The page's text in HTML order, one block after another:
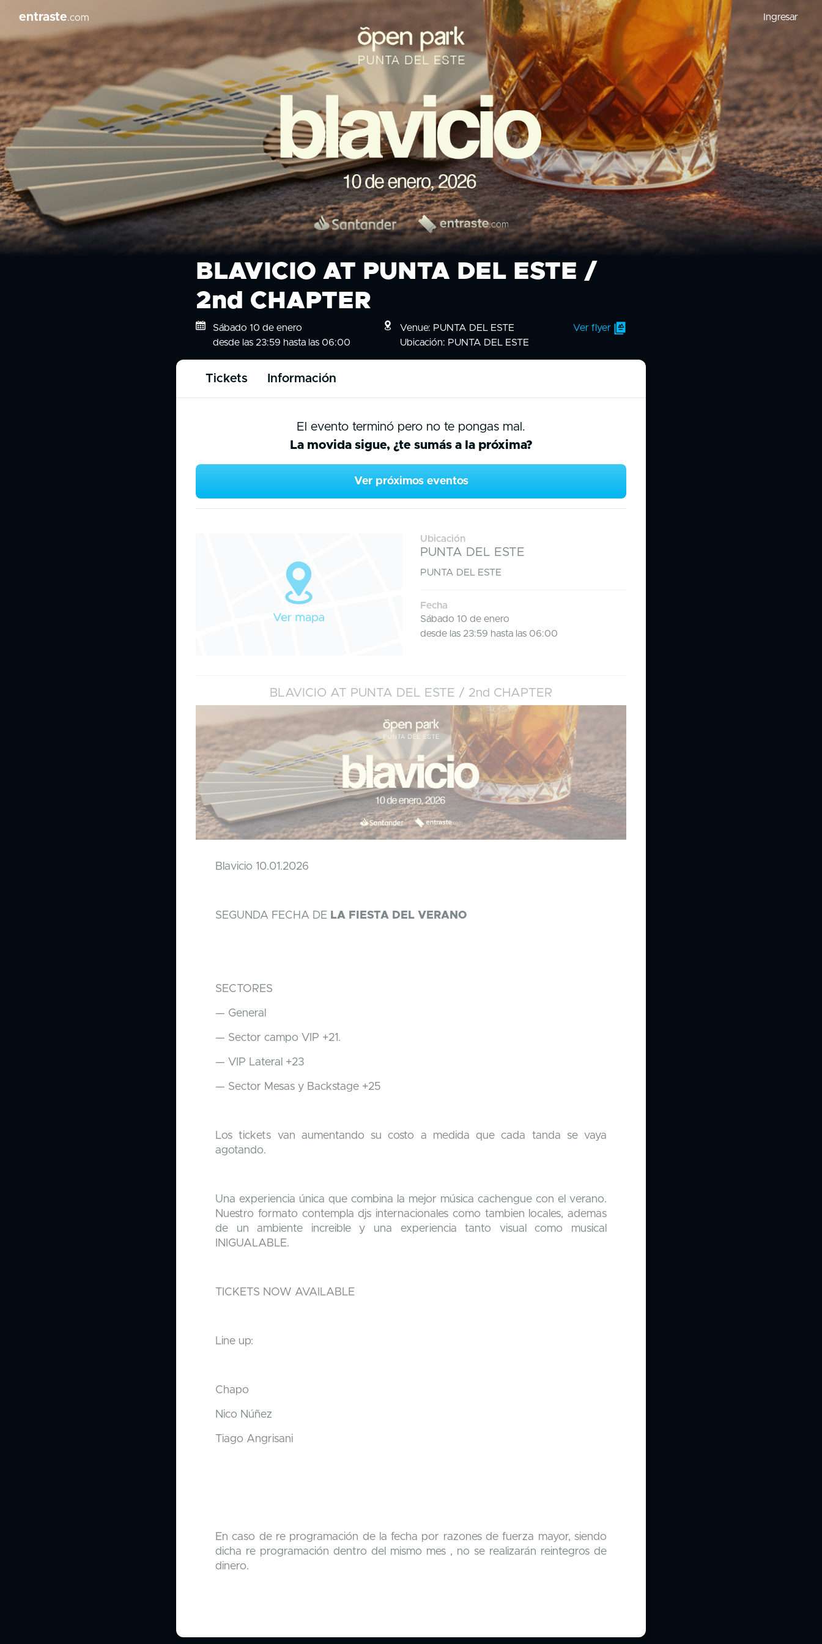
entraste.com Ingresar
BLAVICIO AT PUNTA DEL ESTE /
2nd CHAPTER
Sábado 10 de enero
desde las 23:59 hasta las 06:00
Venue: PUNTA DEL ESTE
Ubicación: PUNTA DEL ESTE
Ver flyer
Tickets Información
El evento terminó pero no te pongas mal.
La movida sigue, ¿te sumás a la próxima?
Ver próximos eventos
Ubicación
PUNTA DEL ESTE
PUNTA DEL ESTE
Fecha
Sábado 10 de enero
desde las 23:59 hasta las 06:00
BLAVICIO AT PUNTA DEL ESTE / 2nd CHAPTER
Blavicio 10.01.2026
SEGUNDA FECHA DE LA FIESTA DEL VERANO
SECTORES
— General
— Sector campo VIP +21.
— VIP Lateral +23
— Sector Mesas y Backstage +25
Los tickets van aumentando su costo a medida que cada tanda se vaya
agotando.
Una experiencia única que combina la mejor música cachengue con el verano.
Nuestro formato contempla djs internacionales como tambien locales, ademas
de un ambiente increible y una experiencia tanto visual como musical
INIGUALABLE.
TICKETS NOW AVAILABLE
Line up:
Chapo
Nico Núñez
Tiago Angrisani
En caso de re programación de la fecha por razones de fuerza mayor, siendo
dicha re programación dentro del mismo mes , no se realizarán reintegros de
dinero.